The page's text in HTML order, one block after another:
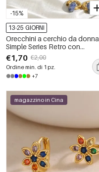
-15%
13-25 GIORNI
Orecchini a cerchio da donna
Simple Series Retro con
sfumatura di colore, in acciaio
inossidabile, impermeabili,
oro e pietra naturale.
€1,70 €2,00
Ordine min. di 1 pz.
+7
magazzino in Cina